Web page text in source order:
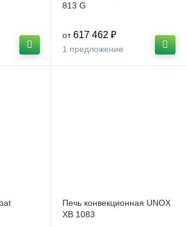
813 G
от 617 462 ₽
1 предложение
Печь конвекционная UNOX
XB 1083